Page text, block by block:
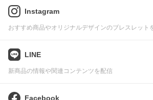
Instagram
おすすめ商品やオリジナルデザインのブレスレット
LINE
新商品の情報や関連コンテンツを配信
Facebook